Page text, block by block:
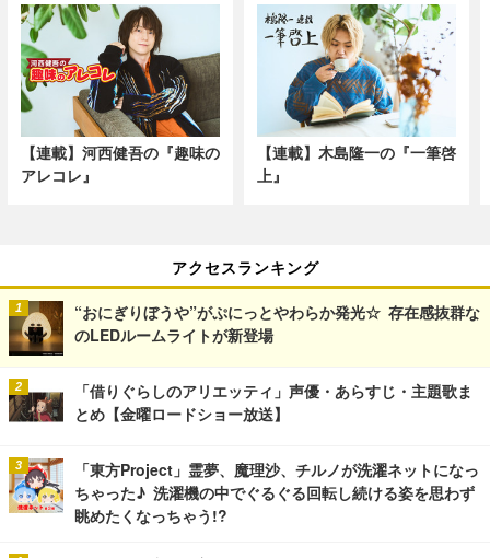
【連載】河西健吾の『趣味の
アレコレ』
【連載】木島隆一の『一筆啓
上』
アクセスランキング
“おにぎりぼうや”がぷにっとやわらか発光☆ 存在感抜群な
のLEDルームライトが新登場
「借りぐらしのアリエッティ」声優・あらすじ・主題歌ま
とめ【金曜ロードショー放送】
「東方Project」霊夢、魔理沙、チルノが洗濯ネットになっ
ちゃった♪ 洗濯機の中でぐるぐる回転し続ける姿を思わず
眺めたくなっちゃう!?